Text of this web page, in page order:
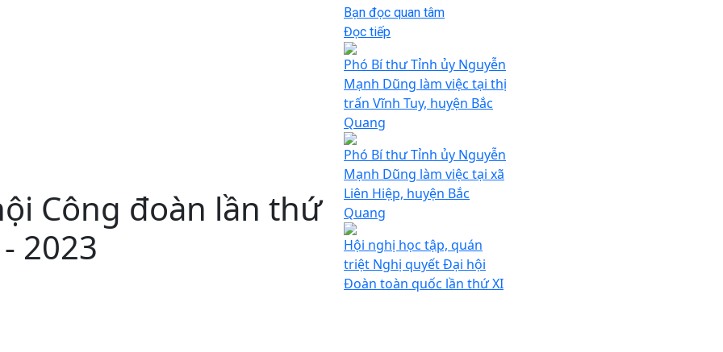
Công đoàn lần thứ
2023
Bạn đọc quan tâm
Đọc tiếp
Phó Bí thư Tỉnh ủy Nguyễn
Mạnh Dũng làm việc tại thị
trấn Vĩnh Tuy, huyện Bắc
Quang
Phó Bí thư Tỉnh ủy Nguyễn
Mạnh Dũng làm việc tại xã
Liên Hiệp, huyện Bắc
Quang
Hội nghị học tập, quán
triệt Nghị quyết Đại hội
Đoàn toàn quốc lần thứ XI